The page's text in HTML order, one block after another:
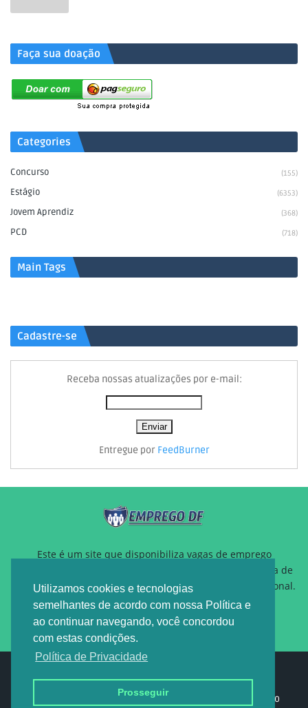
Utilizamos cookies e tecnologias
semelhantes de acordo com nossa Política e
ao continuar navegando, você concordou
com estas condições.
Política de Privacidade
Prosseguir
Faça sua doação
Categories
Concurso (155)
Estágio (6353)
Jovem Aprendiz (368)
PCD (718)
Main Tags
Cadastre-se
Receba nossas atualizações por e-mail:
Entregue por FeedBurner
Este é um site que disponibiliza vagas de emprego
gratuitamente para auxiliar pessoas que estão a procura de
um novo emprego ou querem reposicionamento profissional.
Política de privacidade Contato